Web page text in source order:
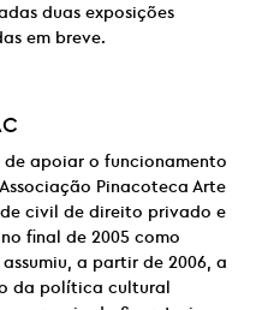
duas exposições
em breve.
apoiar o funcionamento
Pinacoteca Arte
civil de direito privado e
final de 2005 como
a partir de 2006, a
da política cultural